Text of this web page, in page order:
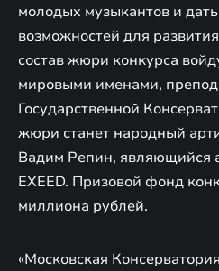
молодых музыкантов и
возможностей для
состав жюри конкурса
мировыми именами,
Государственной
жюри станет народный
Вадим Репин, являющийся
EXEED. Призовой фонд
миллиона рублей.
«Московская